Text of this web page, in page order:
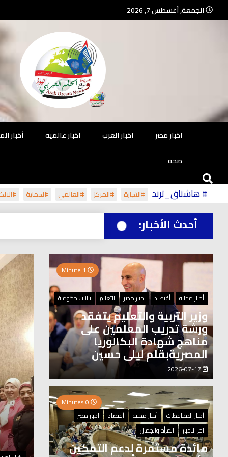
الجمعة, أغسطس 7, 2026
جريدة مستقلة – صحافة تضيئ لك
اخبار مصر
اخبار العرب اخبار عالميه أخبار
صحه
# هاشتاق_ترند #التجارة #المركز #العالمي #لحماية
أحدث الأخبار:
أخبار محليه أقتصاد اخبار مصر التعليم بيانات حكومية
وزير التربية والتعليم يتفقد
ورشة تدريب المعلمين على
مناهج شهادة البكالوريا
المصريةبقلم ليلى حسين
2026-07-17
أخبار المحافظات
أخبار محليه أقتصاد
اخبار مصر
اخر الاخبار
المرأه والجمال
مائدة مستمرة لدعم التمكين
2 Minutes